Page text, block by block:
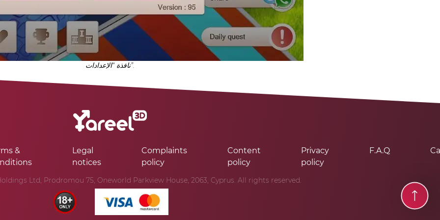
نافذة “الإعدادات”.
&
Legal
notices
Complaints
policy
Content
policy
Privacy
policy
F.A.Q
Ltd, Prodromou 75, Oneworld Parkview House, 2063, Cyprus. All rights reserved.